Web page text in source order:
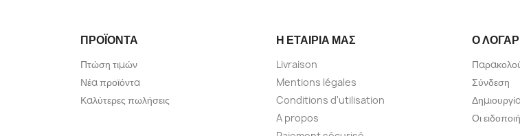
ΠΡΟΪΌΝΤΑ
Πτώση τιμών
Νέα προϊόντα
Καλύτερες πωλήσεις
Η ΕΤΑΙΡΊΑ ΜΑΣ
Livraison
Mentions légales
Conditions d'utilisation
A propos
Ο
Σύνδεση
Οι